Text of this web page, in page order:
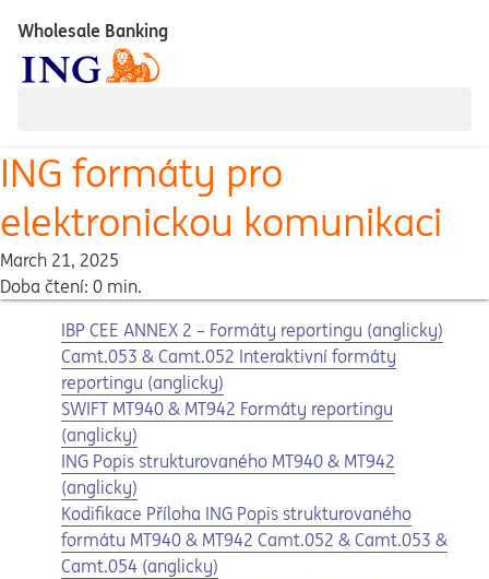
Wholesale Banking
ING formáty pro
elektronickou komunikaci
March 21, 2025
Doba čtení: 0 min.
Opens in a new tab
Opens a pdf
IBP CEE ANNEX 2 – Formáty reportingu (anglicky)
Opens in a new tab
Opens a pdf
Camt.053 & Camt.052 Interaktivní formáty
reportingu (anglicky)
Opens in a new tab
Opens a pdf
SWIFT MT940 & MT942 Formáty reportingu
(anglicky)
Opens in a new tab
Opens a pdf
ING Popis strukturovaného MT940 & MT942
(anglicky)
Opens in a new tab
Opens a pdf
Kodifikace Příloha ING Popis strukturovaného
formátu MT940 & MT942 Camt.052 & Camt.053 &
Camt.054 (anglicky)